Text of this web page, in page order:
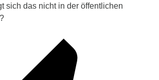
sich das nicht in der öffentlichen